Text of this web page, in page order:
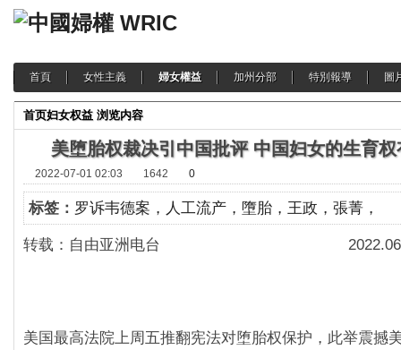
首頁 女性主義 婦女權益 加州分部 特別報導 圖
首页妇女权益 浏览内容
美堕胎权裁决引中国批评 中国妇女的生育
2022-07-01 02:03 1642 0
标签： 罗诉韦德案，人工流产，墮胎，王政，張菁，
转载：自由亚洲电台
美国最高法院上周五推翻宪法对堕胎权保护，此举震撼